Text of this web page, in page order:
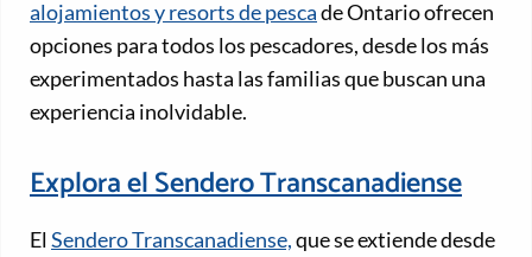
alojamientos y resorts de pescade Ontario ofrecen
opciones para todos los pescadores, desde los más
experimentados hasta las familias que buscan una
experiencia inolvidable.
Explora el Sendero Transcanadiense
ElSendero Transcanadiense,que se extiende desde